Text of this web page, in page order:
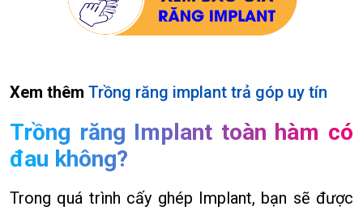
Xem thêm Trồng răng implant trả góp uy tín
Trồng răng Implant toàn hàm có
đau không?
Trong quá trình cấy ghép Implant, bạn sẽ được